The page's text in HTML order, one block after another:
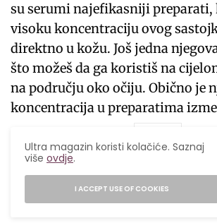
su serumi najefikasniji
visoku koncentraciju ovog
direktno u kožu. Još jedna
što možeš da ga koristiš na
na području oko očiju. Obično je
koncentracija u preparatima
MODA, MODERNO
Bunda od
tvoj omiljeni komad
ideja
Ultra magazin koristi kolačiće. Saznaj
višeovdje.
I ACCEPT USE OF COOKIES